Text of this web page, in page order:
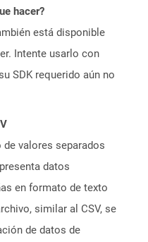
hacer?
está disponible
Intente usarlo con
SDK requerido aún no
valores separados
datos
en formato de texto
similar al CSV, se
de datos de